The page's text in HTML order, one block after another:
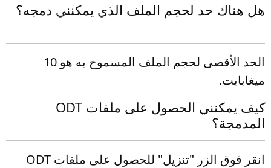
هل هناك حد لحجم الملف الذي يمكنني دمجه؟
الحد الأقصى لحجم الملف المسموح به هو 10
ميغابايت.
كيف يمكنني الحصول على ملفات ODT
المدمجة؟
انقر فوق الزر "تنزيل" للحصول على ملفات ODT